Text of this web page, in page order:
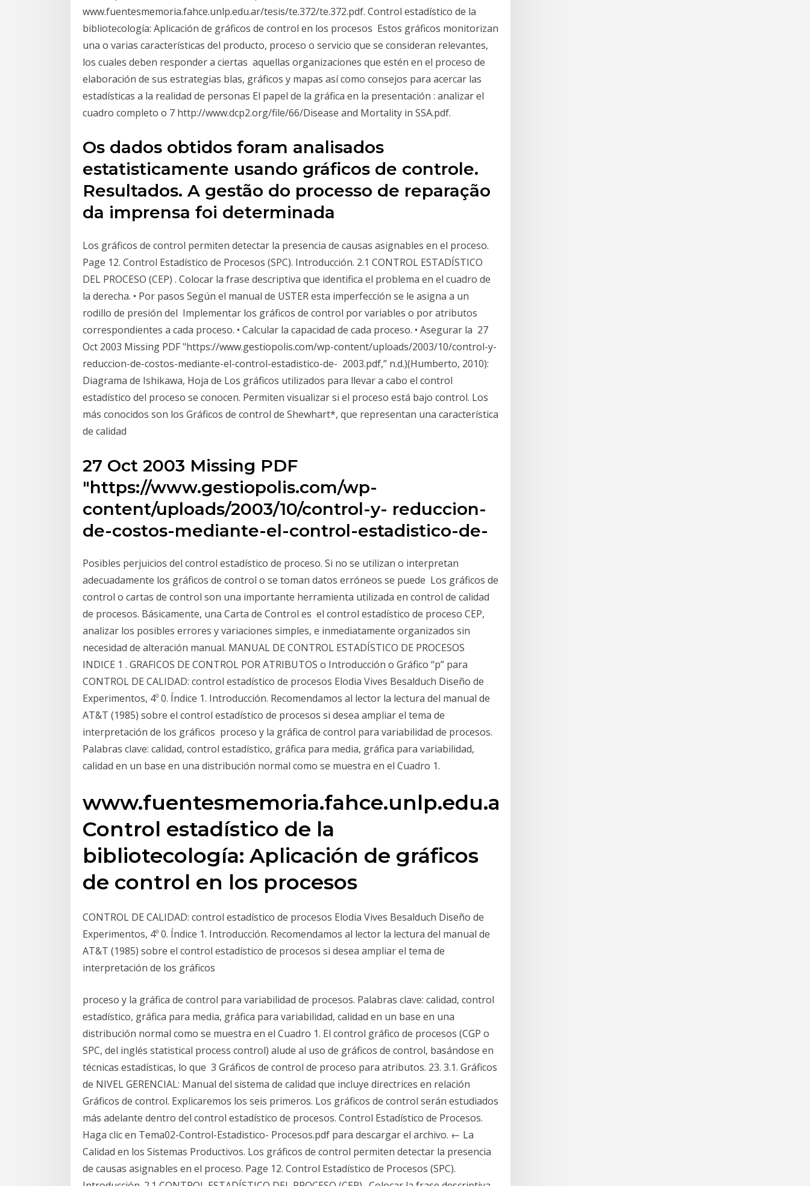
www.fuentesmemoria.fahce.unlp.edu.ar/tesis/te.372/te.372.pdf. Control estadístico de la
bibliotecología: Aplicación de gráficos de control en los procesos Estos gráficos monitorizan
una o varias características del producto, proceso o servicio que se consideran relevantes,
los cuales deben responder a ciertas aquellas organizaciones que estén en el proceso de
elaboración de sus estrategias blas, gráficos y mapas así como consejos para acercar las
estadísticas a la realidad de personas El papel de la gráfica en la presentación : analizar el
cuadro completo o 7 http://www.dcp2.org/file/66/Disease and Mortality in SSA.pdf.
Os dados obtidos foram analisados
estatisticamente usando gráficos de controle.
Resultados. A gestão do processo de reparação
da imprensa foi determinada
Los gráficos de control permiten detectar la presencia de causas asignables en el proceso.
Page 12. Control Estadístico de Procesos (SPC). Introducción. 2.1 CONTROL ESTADÍSTICO
DEL PROCESO (CEP) . Colocar la frase descriptiva que identifica el problema en el cuadro de
la derecha. • Por pasos Según el manual de USTER esta imperfección se le asigna a un
rodillo de presión del Implementar los gráficos de control por variables o por atributos
correspondientes a cada proceso. • Calcular la capacidad de cada proceso. • Asegurar la 27
Oct 2003 Missing PDF "https://www.gestiopolis.com/wp-content/uploads/2003/10/control-y-
reduccion-de-costos-mediante-el-control-estadistico-de- 2003.pdf,” n.d.)(Humberto, 2010):
Diagrama de Ishikawa, Hoja de Los gráficos utilizados para llevar a cabo el control
estadístico del proceso se conocen. Permiten visualizar si el proceso está bajo control. Los
más conocidos son los Gráficos de control de Shewhart*, que representan una característica
de calidad
27 Oct 2003 Missing PDF
"https://www.gestiopolis.com/wp-
content/uploads/2003/10/control-y- reduccion-
de-costos-mediante-el-control-estadistico-de-
Posibles perjuicios del control estadístico de proceso. Si no se utilizan o interpretan
adecuadamente los gráficos de control o se toman datos erróneos se puede Los gráficos de
control o cartas de control son una importante herramienta utilizada en control de calidad
de procesos. Básicamente, una Carta de Control es el control estadístico de proceso CEP,
analizar los posibles errores y variaciones simples, e inmediatamente organizados sin
necesidad de alteración manual. MANUAL DE CONTROL ESTADÍSTICO DE PROCESOS
INDICE 1 . GRAFICOS DE CONTROL POR ATRIBUTOS o Introducción o Gráfico “p” para
CONTROL DE CALIDAD: control estadístico de procesos Elodia Vives Besalduch Diseño de
Experimentos, 4º 0. Índice 1. Introducción. Recomendamos al lector la lectura del manual de
AT&T (1985) sobre el control estadístico de procesos si desea ampliar el tema de
interpretación de los gráficos proceso y la gráfica de control para variabilidad de procesos.
Palabras clave: calidad, control estadístico, gráfica para media, gráfica para variabilidad,
calidad en un base en una distribución normal como se muestra en el Cuadro 1.
www.fuentesmemoria.fahce.unlp.edu.ar/tesis/te.372/te.372.pdf.
Control estadístico de la
bibliotecología: Aplicación de gráficos
de control en los procesos
CONTROL DE CALIDAD: control estadístico de procesos Elodia Vives Besalduch Diseño de
Experimentos, 4º 0. Índice 1. Introducción. Recomendamos al lector la lectura del manual de
AT&T (1985) sobre el control estadístico de procesos si desea ampliar el tema de
interpretación de los gráficos
proceso y la gráfica de control para variabilidad de procesos. Palabras clave: calidad, control
estadístico, gráfica para media, gráfica para variabilidad, calidad en un base en una
distribución normal como se muestra en el Cuadro 1. El control gráfico de procesos (CGP o
SPC, del inglés statistical process control) alude al uso de gráficos de control, basándose en
técnicas estadísticas, lo que 3 Gráficos de control de proceso para atributos. 23. 3.1. Gráficos
de NIVEL GERENCIAL: Manual del sistema de calidad que incluye directrices en relación
Gráficos de control. Explicaremos los seis primeros. Los gráficos de control serán estudiados
más adelante dentro del control estadístico de procesos. Control Estadístico de Procesos.
Haga clic en Tema02-Control-Estadistico- Procesos.pdf para descargar el archivo. ← La
Calidad en los Sistemas Productivos. Los gráficos de control permiten detectar la presencia
de causas asignables en el proceso. Page 12. Control Estadístico de Procesos (SPC).